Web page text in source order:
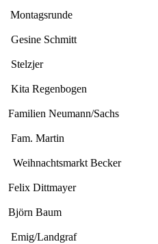
Schmitt
Stelzjer
Regenbogen
Neumann/Sachs
Martin
Becker
Dittmayer
Baum
Landgraf